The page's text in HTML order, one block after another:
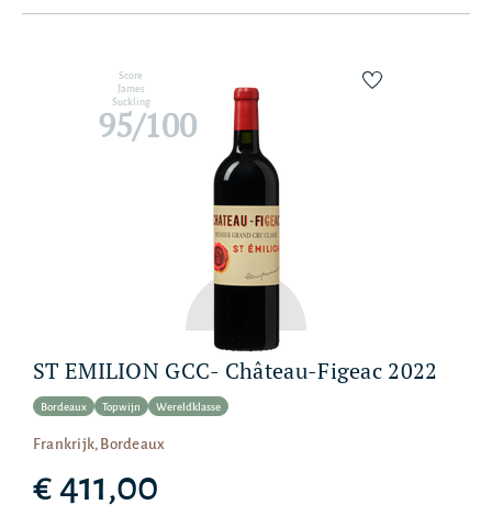
Score
James
Suckling
95/100
ST EMILION GCC- Château-Figeac 2022
Bordeaux Topwijn Wereldklasse
Frankrijk, Bordeaux
€ 411,00